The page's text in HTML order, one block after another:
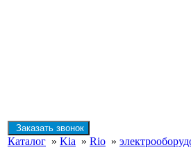
Заказать звонок
Каталог » Kia » Rio »